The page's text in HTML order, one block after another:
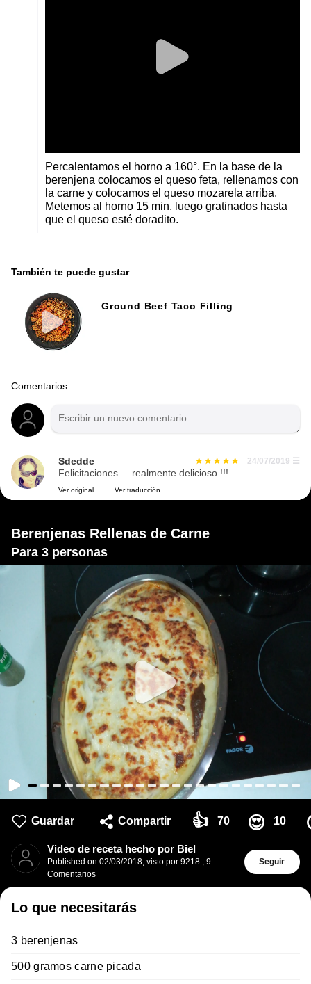
Percalentamos el horno a 160°. En la base de la
berenjena colocamos el queso feta, rellenamos con
la carne y colocamos el queso mozarela arriba.
Metemos al horno 15 min, luego gratinados hasta
que el queso esté doradito.
También te puede gustar
Ground Beef Taco Filling
Comentarios
Sdedde 24/07/2019 ☰
Felicitaciones ... realmente delicioso !!!
Ver original Ver traducción
Berenjenas Rellenas de Carne
Para 3 personas
Guardar Compartir 👍 70 😍 10
Video de receta hecho por Biel
Published on 02/03/2018, visto por 9218 , 9
Comentarios
Seguir
Lo que necesitarás
3 berenjenas
500 gramos carne picada